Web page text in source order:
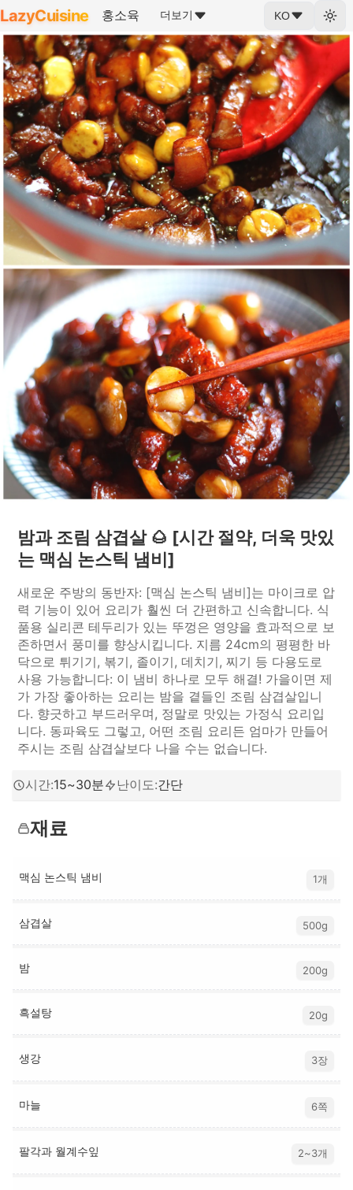
LazyCuisine 홍소육 더보기 KO
밤과 조림 삼겹살 🌰 [시간 절약, 더욱 맛있
는 맥심 논스틱 냄비]
새로운 주방의 동반자: [맥심 논스틱 냄비]는 마이크로 압
력 기능이 있어 요리가 훨씬 더 간편하고 신속합니다. 식
품용 실리콘 테두리가 있는 뚜껑은 영양을 효과적으로 보
존하면서 풍미를 향상시킵니다. 지름 24cm의 평평한 바
닥으로 튀기기, 볶기, 졸이기, 데치기, 찌기 등 다용도로
사용 가능합니다: 이 냄비 하나로 모두 해결! 가을이면 제
가 가장 좋아하는 요리는 밤을 곁들인 조림 삼겹살입니
다. 향긋하고 부드러우며, 정말로 맛있는 가정식 요리입
니다. 동파육도 그렇고, 어떤 조림 요리든 엄마가 만들어
주시는 조림 삼겹살보다 나을 수는 없습니다.
시간:15~30분 난이도:간단
재료
맥심 논스틱 냄비 1개
삼겹살 500g
밤 200g
흑설탕 20g
생강 3장
마늘 6쪽
팔각과 월계수잎 2~3개